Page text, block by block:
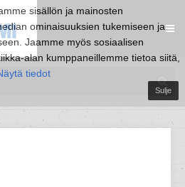
sisällön ja mainosten
ominaisuuksien tukemiseen ja
Jaamme myös sosiaalisen
alan kumppaneillemme tietoa siitä,
tiedot
Sulje